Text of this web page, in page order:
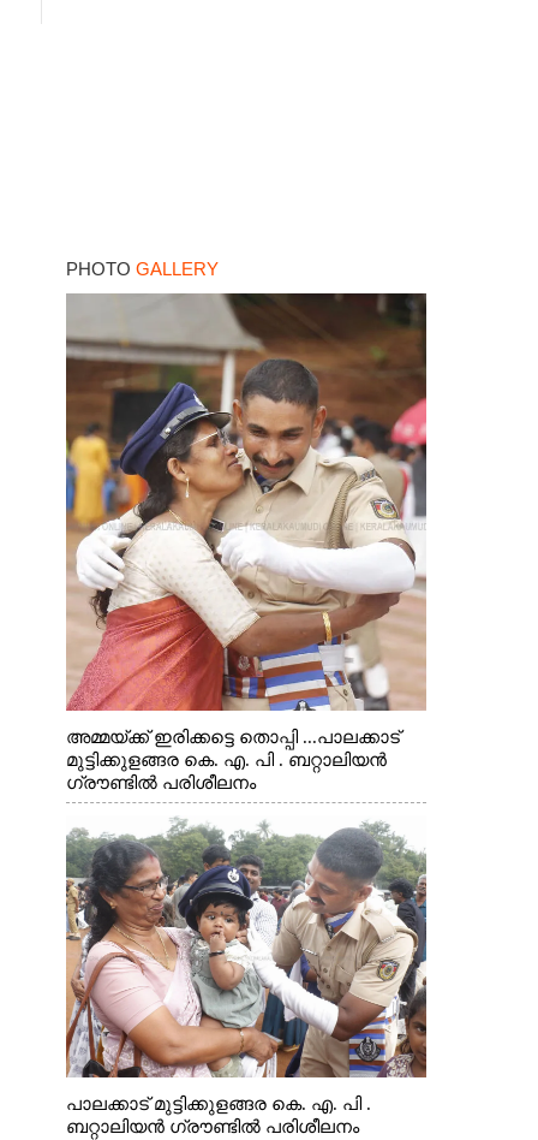
PHOTO GALLERY
അമ്മയ്ക്ക് ഇരിക്കട്ടെ തൊപ്പി ...പാലക്കാട്
മുട്ടിക്കുളങ്ങര കെ. എ. പി . ബറ്റാലിയൻ
ഗ്രൗണ്ടിൽ പരിശീലനം
പാലക്കാട് മുട്ടിക്കുളങ്ങര കെ. എ. പി .
ബറ്റാലിയൻ ഗ്രൗണ്ടിൽ പരിശീലനം